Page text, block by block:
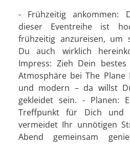
- Frühzeitig ankommen:
dieser Eventreihe ist
frühzeitig anzureisen, um
Du auch wirklich
Impress: Zieh Dein
Atmosphäre bei The
und modern – da willst
gekleidet sein. - Planen:
Treffpunkt für Dich und
vermeidet Ihr unnötigen
Abend gemeinsam